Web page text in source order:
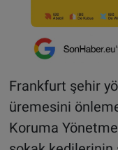
Frankfurt şehir
üremesini
Koruma